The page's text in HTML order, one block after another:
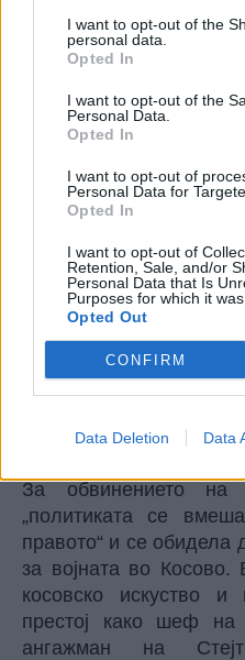
I want to opt-out of the
personal data.
Opted In
I want to opt-out of the
Personal Data.
Opted In
I want to opt-out of
Personal Data for
Opted In
I want to opt-out of
Retention, Sale, and/or
Personal Data that Is
Purposes for which it was
Opted Out
CONFIRM
Data Deletion Data
Обвинението против
контроверзно
кон Белата куќа
американскиот
да потпише договор
дојде од Џек Смит,
на
подоцна и специјален
што поттикна
Трамп во
американски политички
Сведочењето на Рубин,
префрлаше од
контролата на
политички
нарекувајќи го
За обвинението на
„политиката се
правото“ и се обидела
за војната во Косово.
косовско искуство и
престој како шеф на
ангажман на